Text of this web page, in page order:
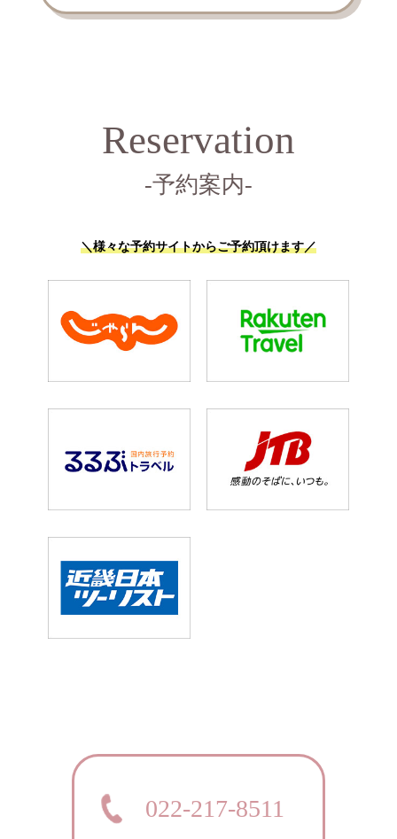
Reservation
-予約案内-
＼様々な予約サイトからご予約頂けます／
022-217-8511